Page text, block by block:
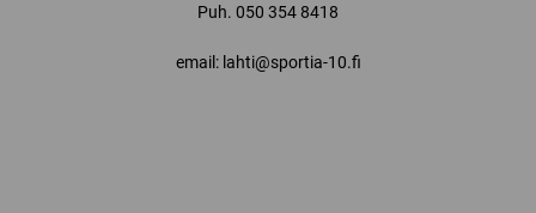
Puh. 050 354 8418
email: lahti@sportia-10.fi